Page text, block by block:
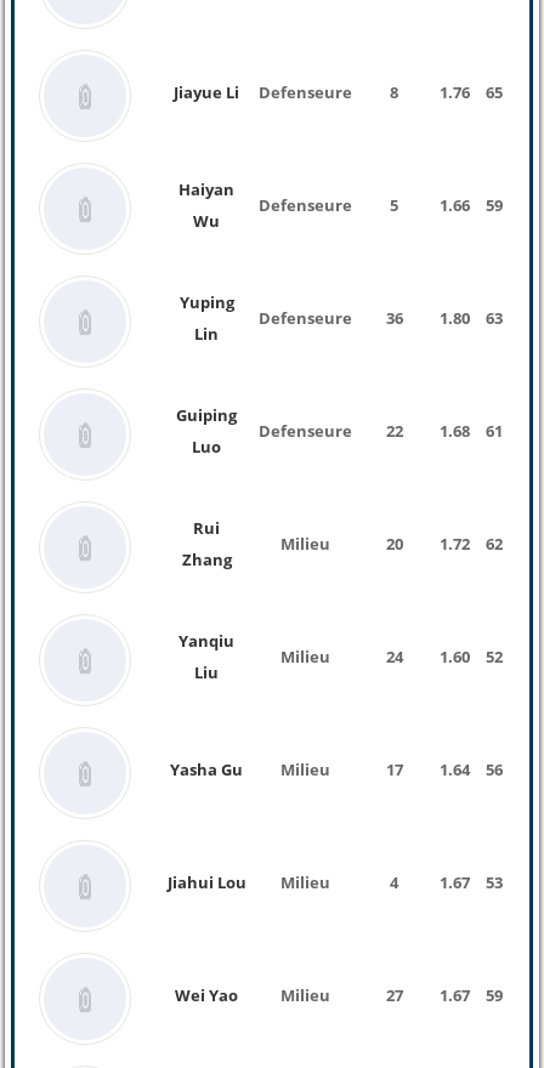
Jiayue Li Defenseure 8 1.76 65 Kg
Haiyan
Wu
Defenseure 5 1.66 59 Kg
Yuping
Lin
Defenseure 36 1.80 63 Kg
Guiping
Luo
Defenseure 22 1.68 61 Kg
Rui
Zhang
Milieu 20 1.72 62 Kg
Yanqiu
Liu
Milieu 24 1.60 52 Kg
Yasha Gu Milieu 17 1.64 56 Kg
Jiahui Lou Milieu 4 1.67 53 Kg
Wei Yao Milieu 27 1.67 59 Kg